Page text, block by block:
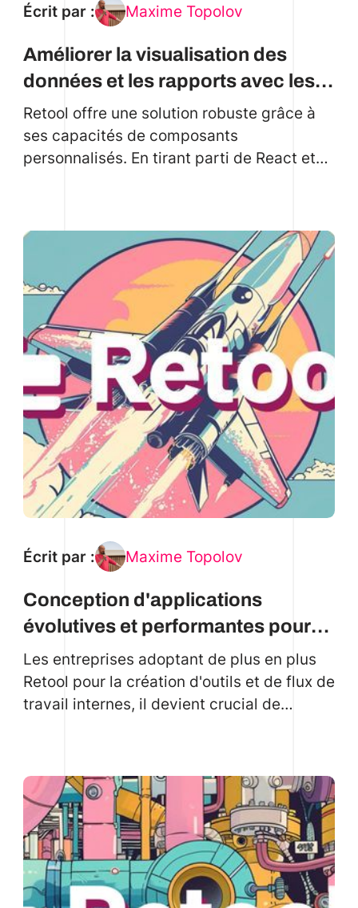
Écrit par : Maxime Topolov
Améliorer la visualisation des
données et les rapports avec les
composants personnalisés de
Retool
Retool offre une solution robuste grâce à
ses capacités de composants
personnalisés. En tirant parti de React et
transparente à vos sources de données.
Écrit par : Maxime Topolov
Conception d'applications
évolutives et performantes pour
les grandes organisations
Les entreprises adoptant de plus en plus
Retool pour la création d'outils et de flux de
travail internes, il devient crucial de
forte concurrence entre les utilisateurs.